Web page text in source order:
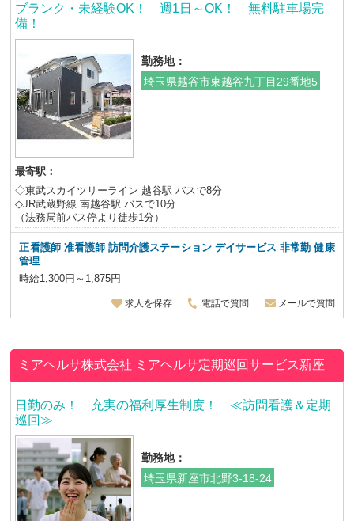
ブランク・未経験OK！ 週1日～OK！ 無料駐車場完
備！
勤務地：
埼玉県越谷市東越谷九丁目29番地5
最寄駅：
◇東武スカイツリーライン 越谷駅 バスで8分
◇JR武蔵野線 南越谷駅 バスで10分
（法務局前バス停より徒歩1分）
正看護師 准看護師 訪問介護ステーション デイサービス 非常勤 健康
管理
時給1,300円～1,875円
求人を保存 電話で質問 メールで質問
ミアヘルサ株式会社 ミアヘルサ定期巡回サービス新座
日勤のみ！ 充実の福利厚生制度！ ≪訪問看護＆定期
巡回≫
勤務地：
埼玉県新座市北野3-18-24